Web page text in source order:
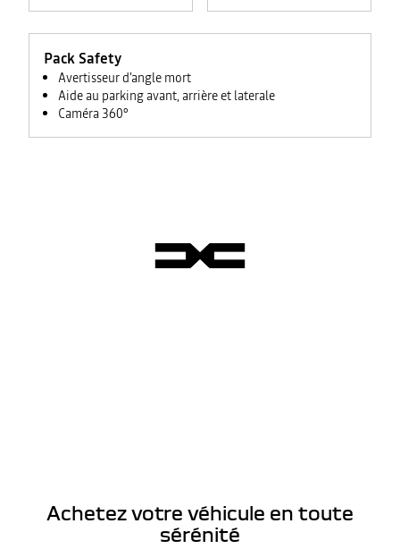
Pack Safety
Avertisseur d'angle mort
Aide au parking avant, arrière et laterale
Caméra 360°
Achetez votre véhicule en toute
sérénité